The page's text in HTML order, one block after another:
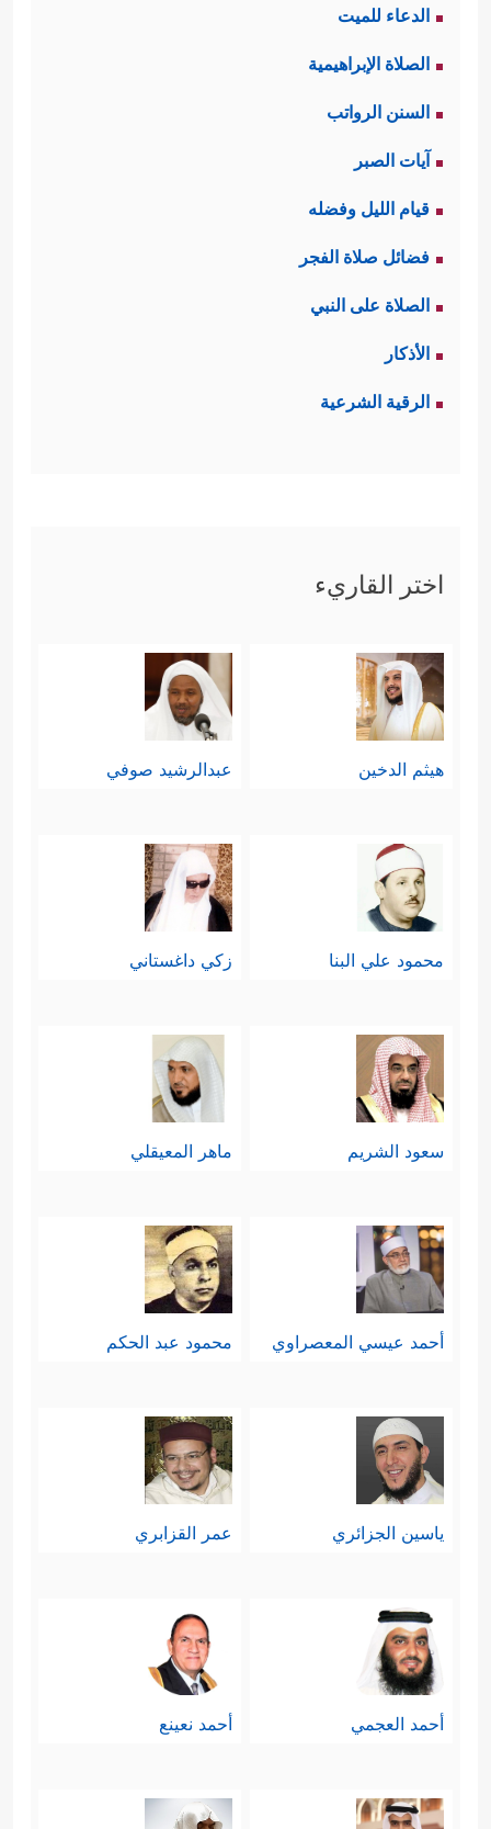
الدعاء للميت
الصلاة الإبراهيمية
السنن الرواتب
آيات الصبر
قيام الليل وفضله
فضائل صلاة الفجر
الصلاة على النبي
الأذكار
الرقية الشرعية
اختر القاريء
هيثم الدخين عبدالرشيد صوفي
محمود علي البنا زكي داغستاني
سعود الشريم ماهر المعيقلي
أحمد عيسي المعصراوي محمود عبد الحكم
ياسين الجزائري عمر القزابري
أحمد العجمي أحمد نعينع